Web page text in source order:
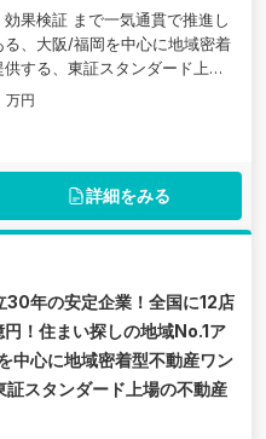
果検証 まで一気通貫で推進し
、大阪/福岡を中心に地域密着
する、東証スタンダード上場
万円
詳細をみる
30年の安定企業！全国に12店
！住まい探しの地域No.1ア
中心に地域密着型不動産ワン
証スタンダード上場の不動産